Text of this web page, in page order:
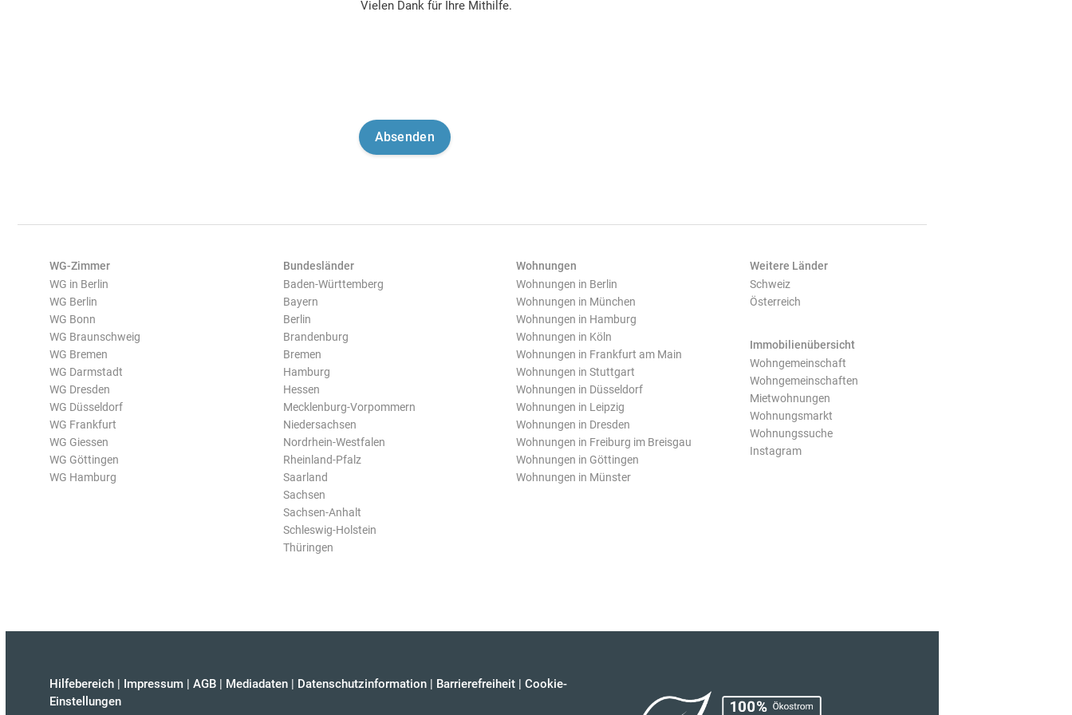
Vielen Dank für Ihre Mithilfe.
WG-Zimmer
WG in Berlin
WG Berlin
WG Bonn
WG Braunschweig
WG Bremen
WG Darmstadt
WG Dresden
WG Düsseldorf
WG Frankfurt
WG Giessen
WG Göttingen
WG Hamburg
Bundesländer
Baden-Württemberg
Bayern
Berlin
Brandenburg
Bremen
Hamburg
Hessen
Mecklenburg-Vorpommern
Niedersachsen
Nordrhein-Westfalen
Rheinland-Pfalz
Saarland
Sachsen
Sachsen-Anhalt
Schleswig-Holstein
Thüringen
Wohnungen
Wohnungen in Berlin
Wohnungen in München
Wohnungen in Hamburg
Wohnungen in Köln
Wohnungen in Frankfurt am Main
Wohnungen in Stuttgart
Wohnungen in Düsseldorf
Wohnungen in Leipzig
Wohnungen in Dresden
Wohnungen in Freiburg im Breisgau
Wohnungen in Göttingen
Wohnungen in Münster
Weitere Länder
Schweiz
Österreich
Immobilienübersicht
Wohngemeinschaft
Wohngemeinschaften
Mietwohnungen
Wohnungsmarkt
Wohnungssuche
Instagram
Hilfebereich | Impressum | AGB | Mediadaten | Datenschutzinformation | Barrierefreiheit | Cookie-
Einstellungen